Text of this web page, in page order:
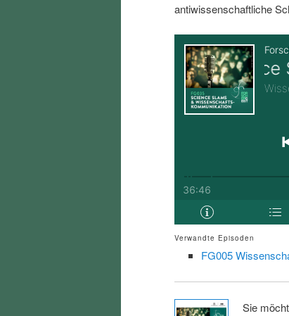
n
g
e
n
r
i
n
g
n
antiwissenschaftliche
Verwandte Episoden
FG005
Sie